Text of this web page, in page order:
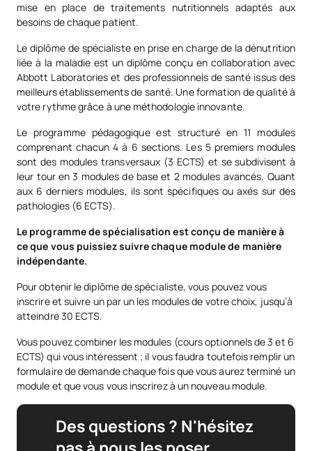
mise en place de traitements nutritionnels adaptés aux
besoins de chaque patient.
Le diplôme de spécialiste en prise en charge de la dénutrition
liée à la maladie est un diplôme conçu en collaboration avec
Abbott Laboratories et des professionnels de santé issus des
meilleurs établissements de santé. Une formation de qualité à
votre rythme grâce à une méthodologie innovante.
Le programme pédagogique est structuré en 11 modules
comprenant chacun 4 à 6 sections. Les 5 premiers modules
sont des modules transversaux (3 ECTS) et se subdivisent à
leur tour en 3 modules de base et 2 modules avancés. Quant
aux 6 derniers modules, ils sont spécifiques ou axés sur des
pathologies (6 ECTS).
Le programme de spécialisation est conçu de manière à
ce que vous puissiez suivre chaque module de manière
indépendante.
Pour obtenir le diplôme de spécialiste, vous pouvez vous
inscrire et suivre un par un les modules de votre choix, jusqu’à
atteindre 30 ECTS.
Vous pouvez combiner les modules (cours optionnels de 3 et 6
ECTS) qui vous intéressent ; il vous faudra toutefois remplir un
formulaire de demande chaque fois que vous aurez terminé un
module et que vous vous inscrirez à un nouveau module.
Des questions ? N'hésitez